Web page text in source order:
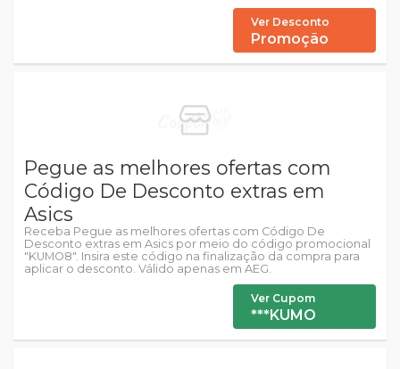
Ver Desconto
Promoção
Pegue as melhores ofertas com
Código De Desconto extras em
Asics
Receba Pegue as melhores ofertas com Código De
Desconto extras em Asics por meio do código promocional
"KUMO8". Insira este código na finalização da compra para
aplicar o desconto. Válido apenas em AEG.
Ver Cupom
***KUMO